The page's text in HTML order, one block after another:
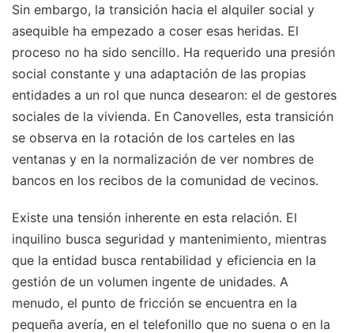
Sin embargo, la transición hacia el alquiler social y
asequible ha empezado a coser esas heridas. El
proceso no ha sido sencillo. Ha requerido una presión
social constante y una adaptación de las propias
entidades a un rol que nunca desearon: el de gestores
sociales de la vivienda. En Canovelles, esta transición
se observa en la rotación de los carteles en las
ventanas y en la normalización de ver nombres de
bancos en los recibos de la comunidad de vecinos.
Existe una tensión inherente en esta relación. El
inquilino busca seguridad y mantenimiento, mientras
que la entidad busca rentabilidad y eficiencia en la
gestión de un volumen ingente de unidades. A
menudo, el punto de fricción se encuentra en la
pequeña avería, en el telefonillo que no suena o en la